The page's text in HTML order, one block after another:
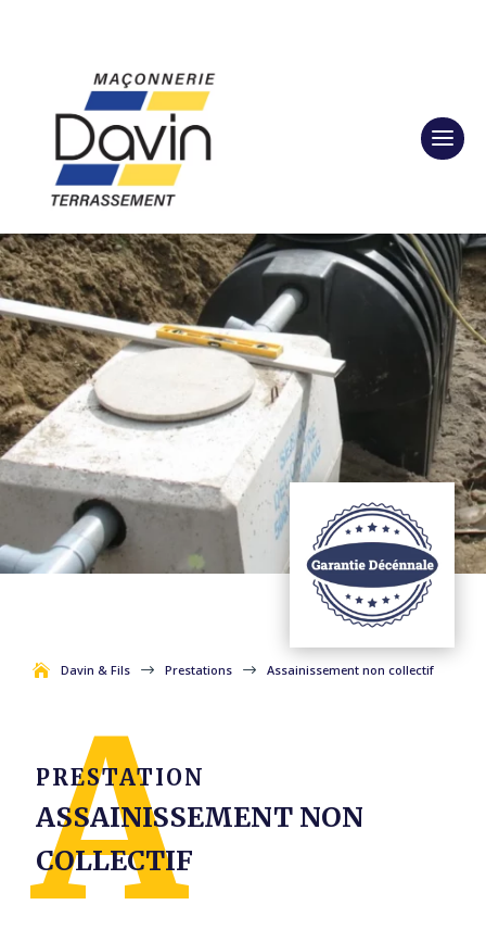
DEMANDEZ UN DEVIS
Davin & Fils $ Prestations $ Assainissement non collectif
PRESTATION
ASSAINISSEMENT NON
COLLECTIF